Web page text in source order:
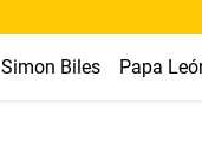
Simon Biles Papa